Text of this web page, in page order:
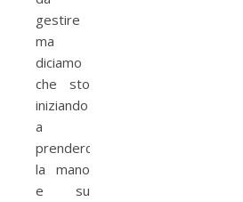
gestire
ma
diciamo
che sto
iniziando
a
prenderci
la mano
e su